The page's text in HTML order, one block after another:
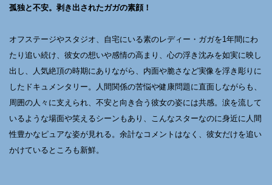
孤独と不安。剥き出されたガガの素顔！
オフステージやスタジオ、自宅にいる素のレディー・ガガを1年間にわ
たり追い続け、彼女の想いや感情の高まり、心の浮き沈みを如実に映し
出し、人気絶頂の時期にありながら、内面や脆さなど実像を浮き彫りに
したドキュメンタリー。人間関係の苦悩や健康問題に直面しながらも、
周囲の人々に支えられ、不安と向き合う彼女の姿には共感。涙を流して
いるような場面や笑えるシーンもあり、こんなスターなのに身近に人間
性豊かなピュアな姿が見れる。余計なコメントはなく、彼女だけを追い
かけているところも新鮮。